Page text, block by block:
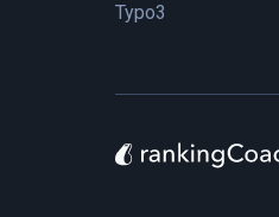
Typo3